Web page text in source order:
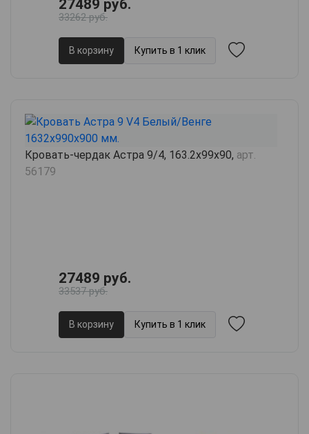
27489 руб.
33262 руб.
В корзину Купить в 1 клик
Кровать-чердак Астра 9/4, 163.2х99х90, арт.
56179
27489 руб.
33537 руб.
В корзину Купить в 1 клик